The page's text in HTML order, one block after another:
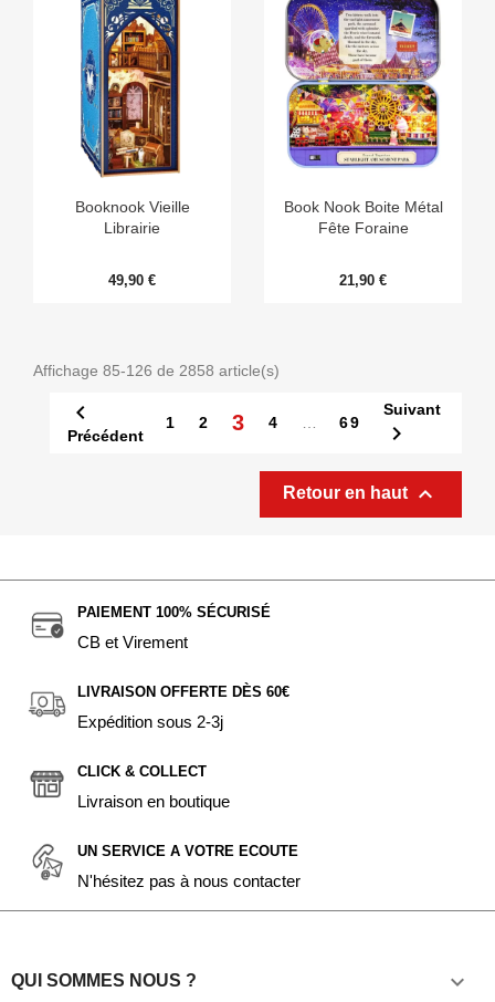
Booknook Vieille
Librairie
49,90 €
Book Nook Boite Métal
Fête Foraine
21,90 €
Affichage 85-126 de 2858 article(s)

Précédent
1 2 3 4 69
Suivant

Retour en haut 
PAIEMENT 100% SÉCURISÉ
CB et Virement
LIVRAISON OFFERTE DÈS 60€
Expédition sous 2-3j
CLICK & COLLECT
Livraison en boutique
UN SERVICE A VOTRE ECOUTE
N'hésitez pas à nous contacter
QUI SOMMES NOUS ? 